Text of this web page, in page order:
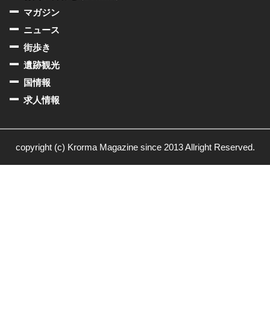
マガジン
ニュース
街歩き
遺跡観光
国情報
求人情報
copyright (c) Krorma Magazine since 2013 Allright Reserved.